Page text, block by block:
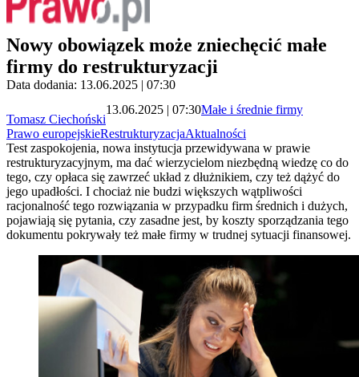
Nowy obowiązek może zniechęcić małe
firmy do restrukturyzacji
Data dodania: 13.06.2025 | 07:30
Tomasz Ciechoński
13.06.2025 | 07:30Małe i średnie firmy
Prawo europejskieRestrukturyzacjaAktualności
Test zaspokojenia, nowa instytucja przewidywana w prawie
restrukturyzacyjnym, ma dać wierzycielom niezbędną wiedzę co do
tego, czy opłaca się zawrzeć układ z dłużnikiem, czy też dążyć do
jego upadłości. I chociaż nie budzi większych wątpliwości
racjonalność tego rozwiązania w przypadku firm średnich i dużych,
pojawiają się pytania, czy zasadne jest, by koszty sporządzania tego
dokumentu pokrywały też małe firmy w trudnej sytuacji finansowej.